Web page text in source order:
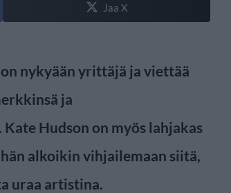
Jaa X
nykyään yrittäjä ja viettää
ja
Hudson on myös lahjakas
alkoikin vihjailemaan siitä,
uraa artistina.